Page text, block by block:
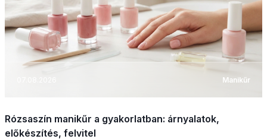
Manikűr
Rózsaszín manikűr a gyakorlatban: árnyalatok,
előkészítés, felvitel